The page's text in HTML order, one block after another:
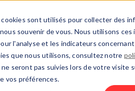
sont utilisés pour collecter des
souvenir de vous. Nous utilisons
l'analyse et les indicateurs
que nous utilisons, consultez notre
seront pas suivies lors de votre visite
vos préférences.
marché EP Inspection